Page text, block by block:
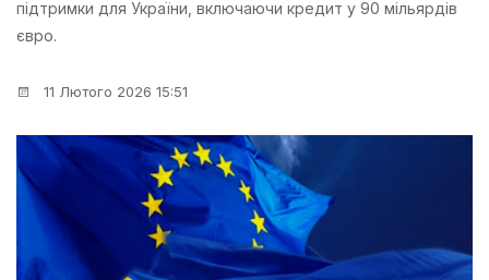
підтримки для України, включаючи кредит у 90 мільярдів
євро.
11 Лютого 2026 15:51